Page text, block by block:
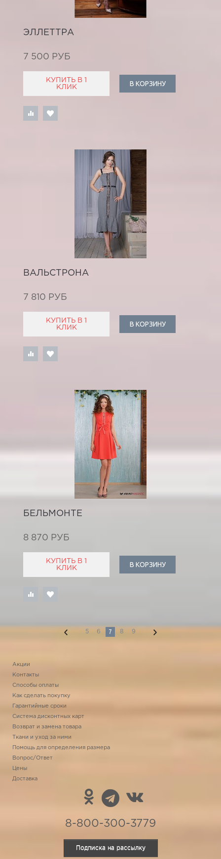
ЭЛЛЕТТРА
7 500 РУБ
КУПИТЬ В 1
КЛИК
В КОРЗИНУ
ВАЛЬСТРОНА
7 810 РУБ
КУПИТЬ В 1
КЛИК
В КОРЗИНУ
БЕЛЬМОНТЕ
8 870 РУБ
КУПИТЬ В 1
КЛИК
В КОРЗИНУ
5 6 7 8 9
Акции
Контакты
Способы оплаты
Как сделать покупку
Гарантийные сроки
Система дисконтных карт
Возврат и замена товара
Ткани и уход за ними
Помощь для определения размера
Вопрос/Ответ
Цены
Доставка
8-800-300-3779
Подписка на рассылку